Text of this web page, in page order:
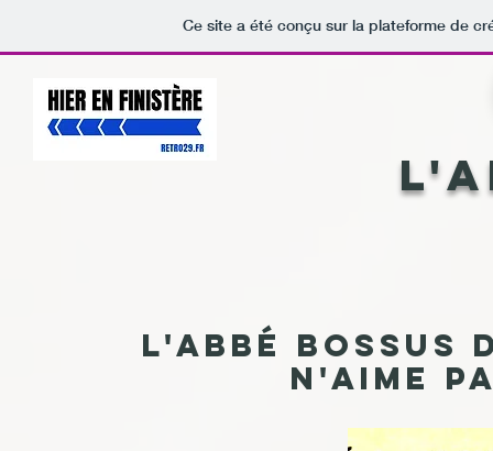
Ce site a été conçu sur la plateforme de
L'Abbé Bossus
n'aime